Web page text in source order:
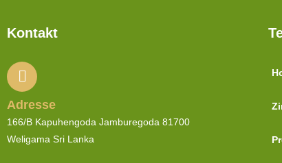
Kontakt
Adresse
166/B Kapuhengoda Jamburegoda 81700
Weligama Sri Lanka